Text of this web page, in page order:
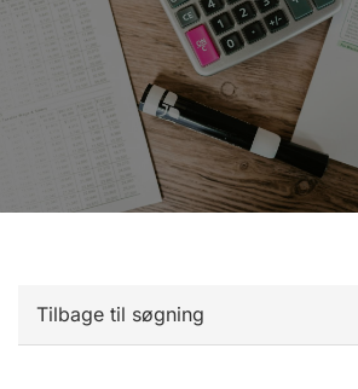
Tilbage til søgning